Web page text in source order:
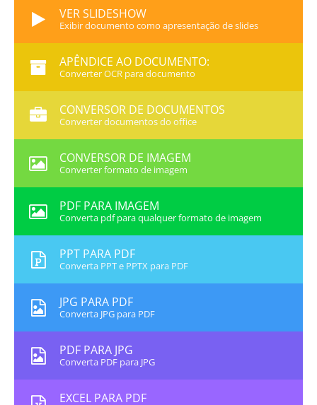
VER SLIDESHOW
Exibir documento como apresentação de slides
APÊNDICE AO DOCUMENTO:
Converter OCR para documento
CONVERSOR DE DOCUMENTOS
Converter documentos do office
CONVERSOR DE IMAGEM
Converter formato de imagem
PDF PARA IMAGEM
Converta pdf para qualquer formato de imagem
PPT PARA PDF
Converta PPT e PPTX para PDF
JPG PARA PDF
Converta JPG para PDF
PDF PARA JPG
Converta PDF para JPG
EXCEL PARA PDF